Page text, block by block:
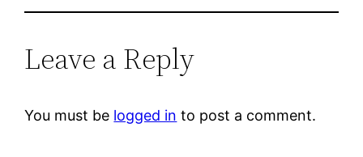
Leave a Reply
You must be logged in to post a comment.